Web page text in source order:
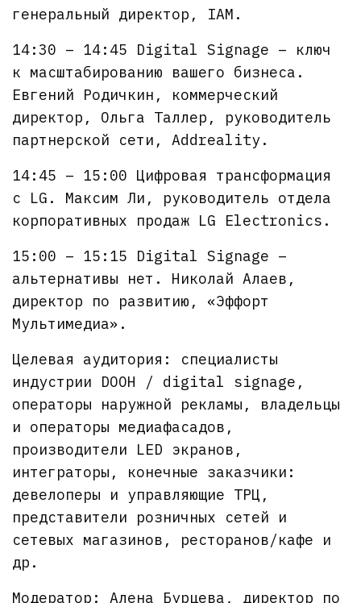
генеральный директор, IAM.
14:30 – 14:45 Digital Signage – ключ
к масштабированию вашего бизнеса.
Евгений Родичкин, коммерческий
директор, Ольга Таллер, руководитель
партнерской сети, Addreality.
14:45 – 15:00 Цифровая трансформация
с LG. Максим Ли, руководитель отдела
корпоративных продаж LG Electronics.
15:00 – 15:15 Digital Signage –
альтернативы нет. Николай Алаев,
директор по развитию, «Эффорт
Мультимедиа».
Целевая аудитория: специалисты
индустрии DOOH / digital signage,
операторы наружной рекламы, владельцы
и операторы медиафасадов,
производители LED экранов,
интеграторы, конечные заказчики:
девелоперы и управляющие ТРЦ,
представители розничных сетей и
сетевых магазинов, ресторанов/кафе и
др.
Модератор: Алена Бурцева, директор по